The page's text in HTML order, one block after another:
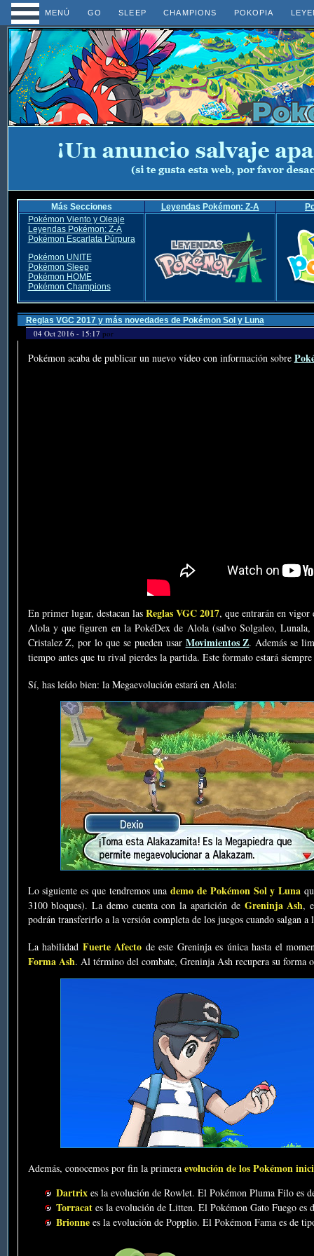
MENÚ GO SLEEP CHAMPIONS POKOPIA
Más Secciones Leyendas Pokémon: Z-A
Pokémon Viento y Oleaje
Leyendas Pokémon: Z-A
Pokémon Escarlata Púrpura
Pokémon UNITE
Pokémon Sleep
Pokémon HOME
Pokémon Champions
Reglas VGC 2017 y más novedades de Pokémon Sol y Luna
04 Oct 2016 - 15:17 por
Pokémon acaba de publicar un nuevo vídeo con información sobre
En primer lugar, destacan las Reglas VGC 2017, que entrarán en vigor
Alola y que figuren en la PokéDex de Alola (salvo Solgaleo,
Cristalez Z, por lo que se pueden usar Movimientos Z. Además se
tiempo antes que tu rival pierdes la partida. Este formato estará
Sí, has leído bien: la Megaevolución estará en Alola:
Lo siguiente es que tendremos unademo de Pokémon Sol y Luna
3100 bloques). La demo cuenta con la aparición de Greninja Ash,
podrán transferirlo a la versión completa de los juegos cuando salgan a
La habilidad Fuerte Afecto de este Greninja es única hasta el
Forma Ash. Al término del combate, Greninja Ash recupera su
Además, conocemos por fin la primera evolución de los Pokémon
Dartrixes la evolución de Rowlet. El Pokémon Pluma Filo es
Torracates la evolución de Litten. El Pokémon Gato Fuego es
Brionnees la evolución de Popplio. El Pokémon Fama es de